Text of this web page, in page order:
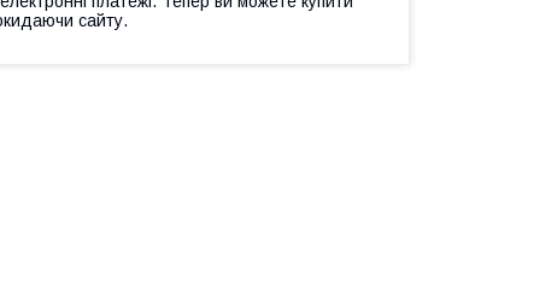
сайту.